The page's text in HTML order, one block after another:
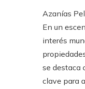
Azanías
En un
interés
se destaca
clave para